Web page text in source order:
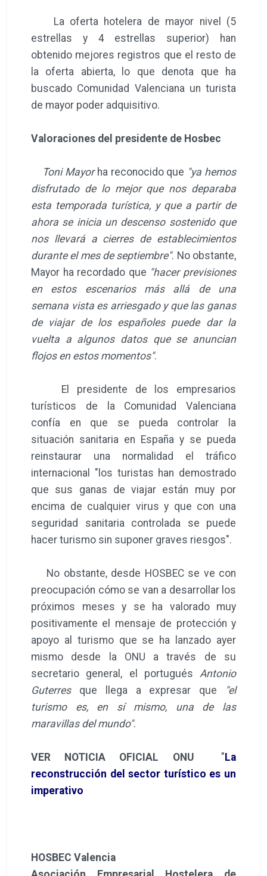
La oferta hotelera de mayor nivel (5
estrellas y 4 estrellas superior) han
obtenido mejores registros que el resto de
la oferta abierta, lo que denota que ha
buscado Comunidad Valenciana un turista
de mayor poder adquisitivo.
Valoraciones del presidente de Hosbec
Toni Mayorha reconocido que "ya hemos
disfrutado de lo mejor que nos deparaba
esta temporada turística, y que a partir de
ahora se inicia un descenso sostenido que
nos llevará a cierres de establecimientos
durante el mes de septiembre". No obstante,
Mayor ha recordado que "hacer previsiones
en estos escenarios más allá de una
semana vista es arriesgado y que las ganas
de viajar de los españoles puede dar la
vuelta a algunos datos que se anuncian
flojos en estos momentos".
El presidente de los empresarios
turísticos de la Comunidad Valenciana
confía en que se pueda controlar la
situación sanitaria en España y se pueda
reinstaurar una normalidad el tráfico
internacional "los turistas han demostrado
que sus ganas de viajar están muy por
encima de cualquier virus y que con una
seguridad sanitaria controlada se puede
hacer turismo sin suponer graves riesgos".
No obstante, desde HOSBEC se ve con
preocupación cómo se van a desarrollar los
próximos meses y se ha valorado muy
positivamente el mensaje de protección y
apoyo al turismo que se ha lanzado ayer
mismo desde la ONU a través de su
secretario general, el portugués Antonio
Guterres que llega a expresar que "el
turismo es, en sí mismo, una de las
maravillas del mundo".
VER NOTICIA OFICIAL ONU"La
reconstrucción del sector turístico es un
imperativo
HOSBEC Valencia